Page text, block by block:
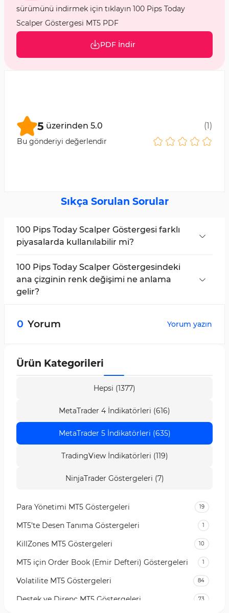
sürümünü indirmek için tıklayın 100 Pips Today
Scalper Göstergesi MT5 PDF
PDF İndir
5 üzerinden 5.0 (1)
Bu gönderiyi değerlendir
Sıkça Sorulan Sorular
100 Pips Today Scalper Göstergesi farklı
piyasalarda kullanılabilir mi?
endeksler dahil tüm piyasalarda uygulanabilir.
100 Pips Today Scalper Göstergesindeki
ana çizginin renk değişimi ne anlama
gelir?
kırmızıya değişim ise düşüş trendinin
0 Yorum Yorum yazın
Ürün Kategorileri
Hepsi (1377)
MetaTrader 4 İndikatörleri (616)
MetaTrader 5 İndikatörleri (635)
TradingView İndikatörleri (119)
NinjaTrader Göstergeleri (7)
Para Yönetimi MT5 Göstergeleri 19
MT5’te Desen Tanıma Göstergeleri 1
KillZones MT5 Göstergeleri 10
MT5 için Order Book (Emir Defteri) Göstergeleri 1
Volatilite MT5 Göstergeleri 84
Destek ve Direnç MT5 Göstergeleri 73